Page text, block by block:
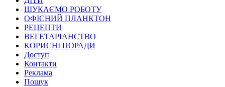
ШУКАЄМО РОБОТУ
ОФІСНИЙ ПЛАНКТОН
РЕЦЕПТИ
ВЕГЕТАРІАНСТВО
КОРИСНІ ПОРАДИ
Доступ
Контакти
Реклама
Пошук